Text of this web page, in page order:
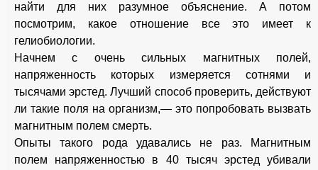
найти для них разумное объяснение. А потом
посмотрим, какое отношение все это имеет к
гелиобиологии.
Начнем с очень сильных магнитных полей,
напряженность которых измеряется сотнями и
тысячами эрстед. Лучший способ проверить, действуют
ли такие поля на организм,— это попробовать вызвать
магнитным полем смерть.
Опыты такого рода удавались не раз. Магнитным
полем напряженностью в 40 тысяч эрстед убивали